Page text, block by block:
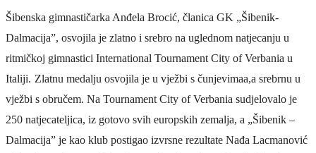
Šibenska gimnastičarka Anđela Brocić, članica GK „Šibenik-
Dalmacija”, osvojila je zlatno i srebrona uglednom natjecanju u
ritmičkoj gimnastici International Tournament City of Verbania u
Italiji. Zlatnu medalju osvojila je u vježbi s čunjevimaa,a srebrnu u
vježbi s obručem. Na Tournament City of Verbania sudjelovalo je
250 natjecateljica, iz gotovo svih europskih zemalja, a „Šibenik –
Dalmacija” je kao klub postigao izvrsne rezultate Nađa Lacmanović